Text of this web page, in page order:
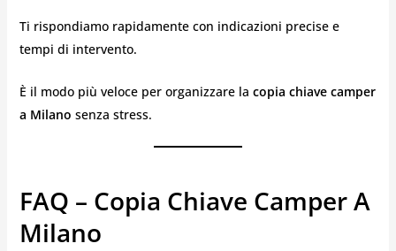
Ti rispondiamo rapidamente con indicazioni precise e
tempi di intervento.
È il modo più veloce per organizzare la copia chiave camper
a Milano senza stress.
FAQ – Copia Chiave Camper A
Milano